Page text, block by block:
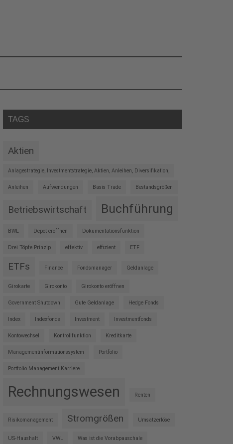
Seitenspalte
TAGS
Aktien
Anlagestrategie, Investmentstrategie, Aktien, Anleihen, Diversifikation,
Anleihen Aufwendungen Basis Trade Bestandsgrößen
Betriebswirtschaft Buchführung
BWL Depot eröffnen Dokumentationsfunktion
Drei Töpfe Prinzip effektiv effizient ETF
ETFs Finance Fondsmanager Geldanlage
Girokarte Girokonto Girokonto eröffnen
Government Shutdown Gute Geldanlage Hedge Fonds
Index Indexfonds Investment Investmentfonds
Kontowechsel Kontrollfunktion Kreditkarte
Managementinformationssystem Portfolio
Portfolio Management Karriere
Rechnungswesen Renten
Risikomanagement Stromgrößen Umsatzerlöse
US-Haushalt VWL Was ist die Vorabpauschale